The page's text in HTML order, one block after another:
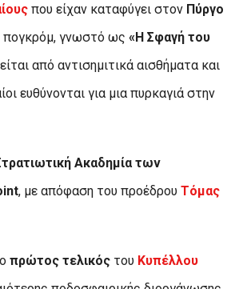
που είχαν καταφύγει στον Πύργο
πογκρόμ, γνωστό ως «Η Σφαγή του
από αντισημιτικά αισθήματα και
ευθύνονται για μια πυρκαγιά στην
Ακαδημία των
, με απόφαση του προέδρου Τόμας
πρώτος τελικός του Κυπέλλου